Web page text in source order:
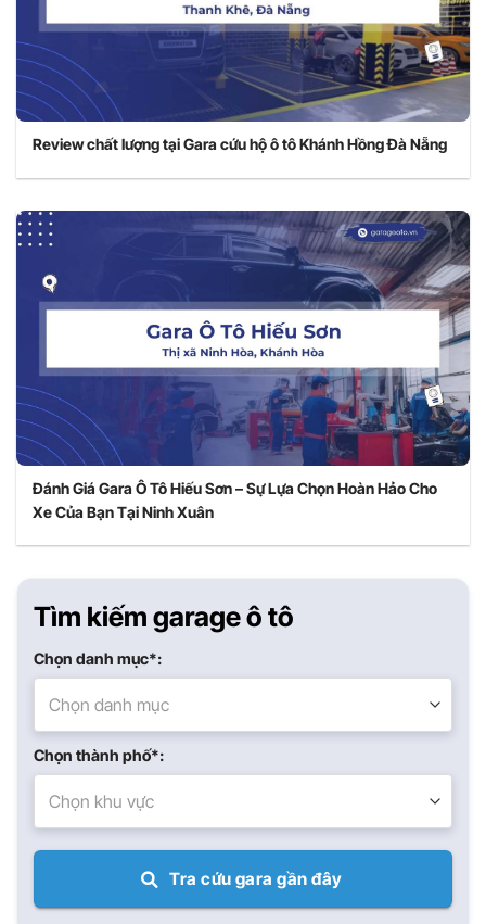
Review chất lượng tại Gara cứu hộ ô tô Khánh Hồng Đà Nẵng
Đánh Giá Gara Ô Tô Hiếu Sơn – Sự Lựa Chọn Hoàn Hảo Cho
Xe Của Bạn Tại Ninh Xuân
Tìm kiếm garage ô tô
Chọn danh mục*:
Chọn danh mục
Chọn thành phố*:
Chọn khu vực
Tra cứu gara gần đây